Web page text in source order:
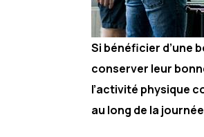
Si bénéficier d’une
conserver leur
l’activité physique
au long de la